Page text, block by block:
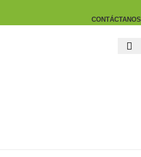
CONTÁCTANOS